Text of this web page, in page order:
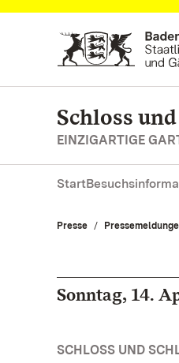
Zum Hauptinhalt springen
Schloss
EINZIGARTIGE
Start
Presse
Sonntag, 14.
SCHLOSS UND